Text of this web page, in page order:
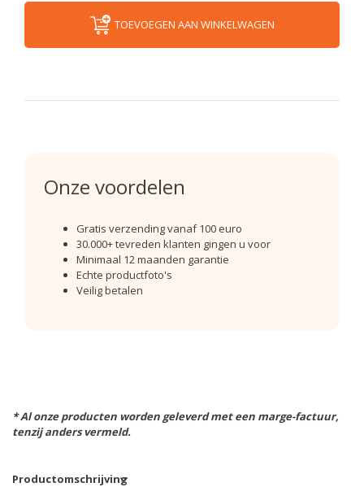
TOEVOEGEN AAN WINKELWAGEN
Onze voordelen
Gratis verzending vanaf 100 euro
30.000+ tevreden klanten gingen u voor
Minimaal 12 maanden garantie
Echte productfoto's
Veilig betalen
* Al onze producten worden geleverd met een marge-factuur,
tenzij anders vermeld.
Productomschrijving